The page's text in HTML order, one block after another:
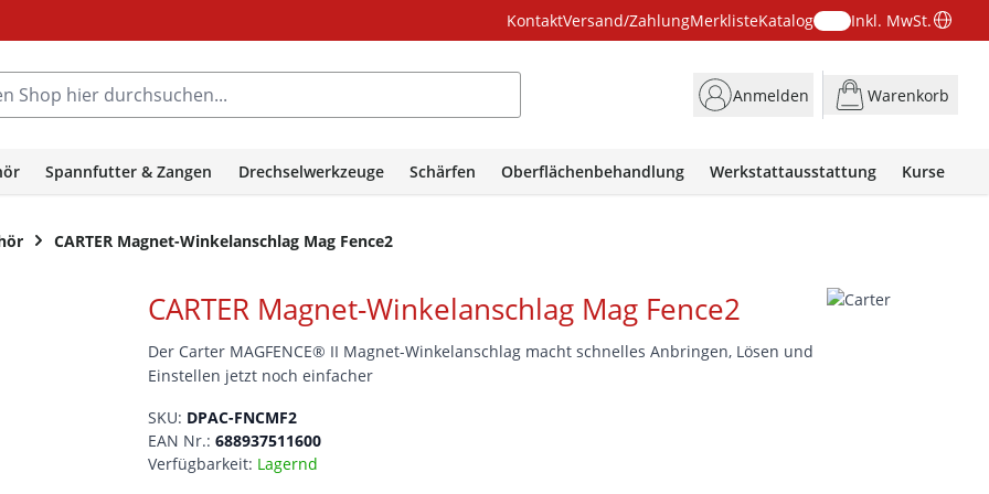
KontaktVersand/ZahlungMerklisteKatalog Inkl. MwSt.
hier durchsuchen...
Anmelden Warenkorb
Spannfutter & Zangen Drechselwerkzeuge Schärfen Oberflächenbehandlung Werkstattausstattung Kurse
CARTER Magnet-Winkelanschlag Mag Fence2
CARTER Magnet-Winkelanschlag Mag Fence2
Der Carter MAGFENCE® II Magnet-Winkelanschlag macht schnelles Anbringen, Lösen und
Einstellen jetzt noch einfacher
SKU: DPAC-FNCMF2
EAN Nr.: 688937511600
Verfügbarkeit: Lagernd